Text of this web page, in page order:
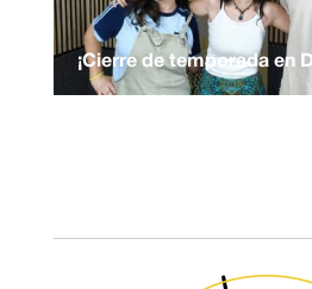
¡Cierre de temporada en